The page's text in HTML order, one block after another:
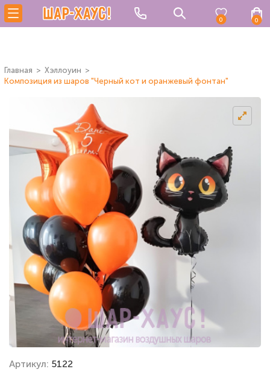
0 0
Главная
Хэллоуин
Композиция из шаров "Черный кот и оранжевый фонтан"
Артикул: 5122